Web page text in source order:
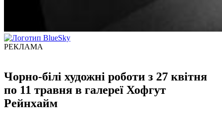
РЕКЛАМА
Чорно-білі художні роботи з 27 квітня
по 11 травня в галереї Хофгут
Рейнхайм